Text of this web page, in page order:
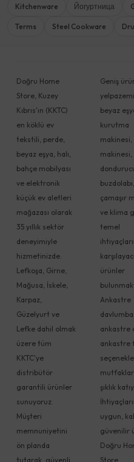
Kitchenware Йогуртница
Terms Steel Cookware
Doğru Home
Store, Kuzey
Kıbrıs'ın (KKTC)
en köklü ev
tekstili, perde,
beyaz eşya, halı,
bahçe mobilyası
ve elektronik
küçük ev aletleri
mağazası olarak
35 yıllık sektör
deneyimiyle
hizmetinizde.
Lefkoşa, Girne,
Mağusa, İskele,
Karpaz,
Güzelyurt ve
Lefke dahil olmak
üzere tüm
KKTC'ye
distribütör
garantili ürünler
sunuyoruz.
Müşteri
memnuniyetini
ön planda
tutarak, güvenli
Geniş
beyaz
kurutma
makinesi,
makinesi,
buzdolabı,
çamaşır
ve klima
temel
ürünler
Ankastre
ankastre
ankastre
şıklık
uygun,
güvenilir
Doğru
Store